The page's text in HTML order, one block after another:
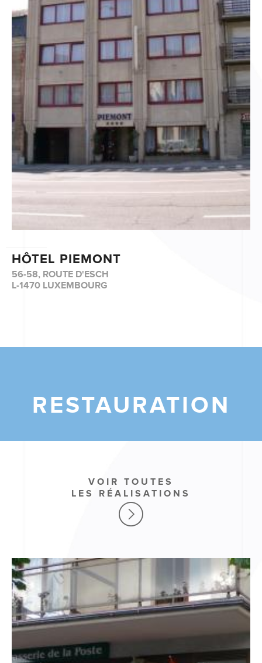
HÔTEL PIEMONT
56-58, ROUTE D'ESCH
L-1470 LUXEMBOURG
RESTAURATION
VOIR TOUTES
LES RÉALISATIONS